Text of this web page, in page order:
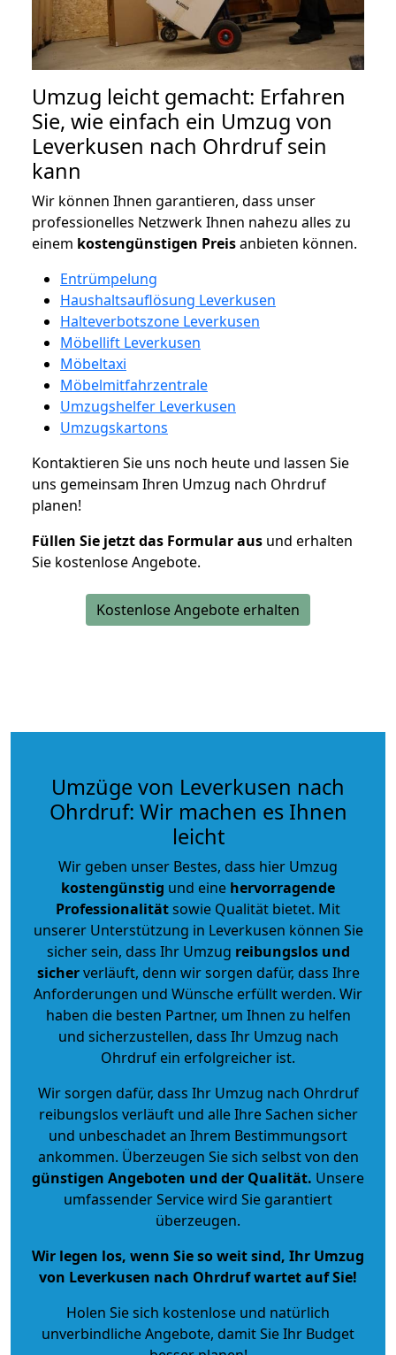
Umzug leicht gemacht: Erfahren
Sie, wie einfach ein Umzug von
Leverkusen nach Ohrdruf sein
kann
Wir können Ihnen garantieren, dass unser
professionelles Netzwerk Ihnen nahezu alles zu
einem kostengünstigen Preisanbieten können.
Entrümpelung
Haushaltsauflösung Leverkusen
Halteverbotszone Leverkusen
Möbellift Leverkusen
Möbeltaxi
Möbelmitfahrzentrale
Umzugshelfer Leverkusen
Umzugskartons
Kontaktieren Sie uns noch heute und lassen Sie
uns gemeinsam Ihren Umzug nach Ohrdruf
planen!
Füllen Sie jetzt das Formular aus und erhalten
Sie kostenlose Angebote.
Kostenlose Angebote erhalten
Umzüge von Leverkusen nach
Ohrdruf: Wir machen es Ihnen
leicht
Wir geben unser Bestes, dass hier Umzug
kostengünstig und eine hervorragende
Professionalitätsowie Qualität bietet. Mit
unserer Unterstützung in Leverkusen können Sie
sicher sein, dass Ihr Umzug reibungslos und
sicherverläuft, denn wir sorgen dafür, dass Ihre
Anforderungen und Wünsche erfüllt werden. Wir
haben die besten Partner, um Ihnen zu helfen
und sicherzustellen, dass Ihr Umzug nach
Ohrdruf ein erfolgreicher ist.
Wir sorgen dafür, dass Ihr Umzug nach Ohrdruf
reibungslos verläuft und alle Ihre Sachen sicher
und unbeschadet an Ihrem Bestimmungsort
ankommen. Überzeugen Sie sich selbst von den
günstigen Angeboten und der Qualität. Unsere
umfassender Service wird Sie garantiert
überzeugen.
Wir legen los, wenn Sie so weit sind, Ihr Umzug
von Leverkusen nach Ohrdruf wartet auf Sie!
Holen Sie sich kostenlose und natürlich
unverbindliche Angebote, damit Sie Ihr Budget